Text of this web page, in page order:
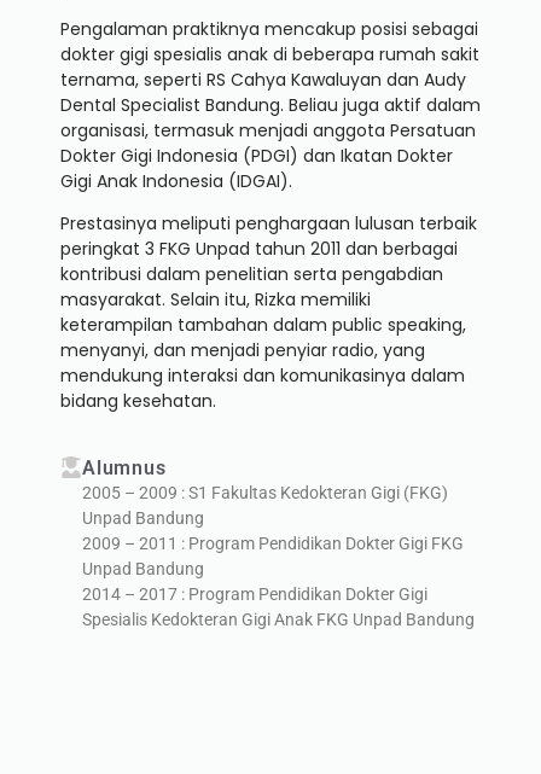
Pengalaman praktiknya mencakup posisi sebagai
dokter gigi spesialis anak di beberapa rumah sakit
ternama, seperti RS Cahya Kawaluyan dan Audy
Dental Specialist Bandung. Beliau juga aktif dalam
organisasi, termasuk menjadi anggota Persatuan
Dokter Gigi Indonesia (PDGI) dan Ikatan Dokter
Gigi Anak Indonesia (IDGAI).
Prestasinya meliputi penghargaan lulusan terbaik
peringkat 3 FKG Unpad tahun 2011 dan berbagai
kontribusi dalam penelitian serta pengabdian
masyarakat. Selain itu, Rizka memiliki
keterampilan tambahan dalam public speaking,
menyanyi, dan menjadi penyiar radio, yang
mendukung interaksi dan komunikasinya dalam
bidang kesehatan.
Alumnus
2005 – 2009 : S1 Fakultas Kedokteran Gigi (FKG)
Unpad Bandung
2009 – 2011 : Program Pendidikan Dokter Gigi FKG
Unpad Bandung
2014 – 2017 : Program Pendidikan Dokter Gigi
Spesialis Kedokteran Gigi Anak FKG Unpad Bandung